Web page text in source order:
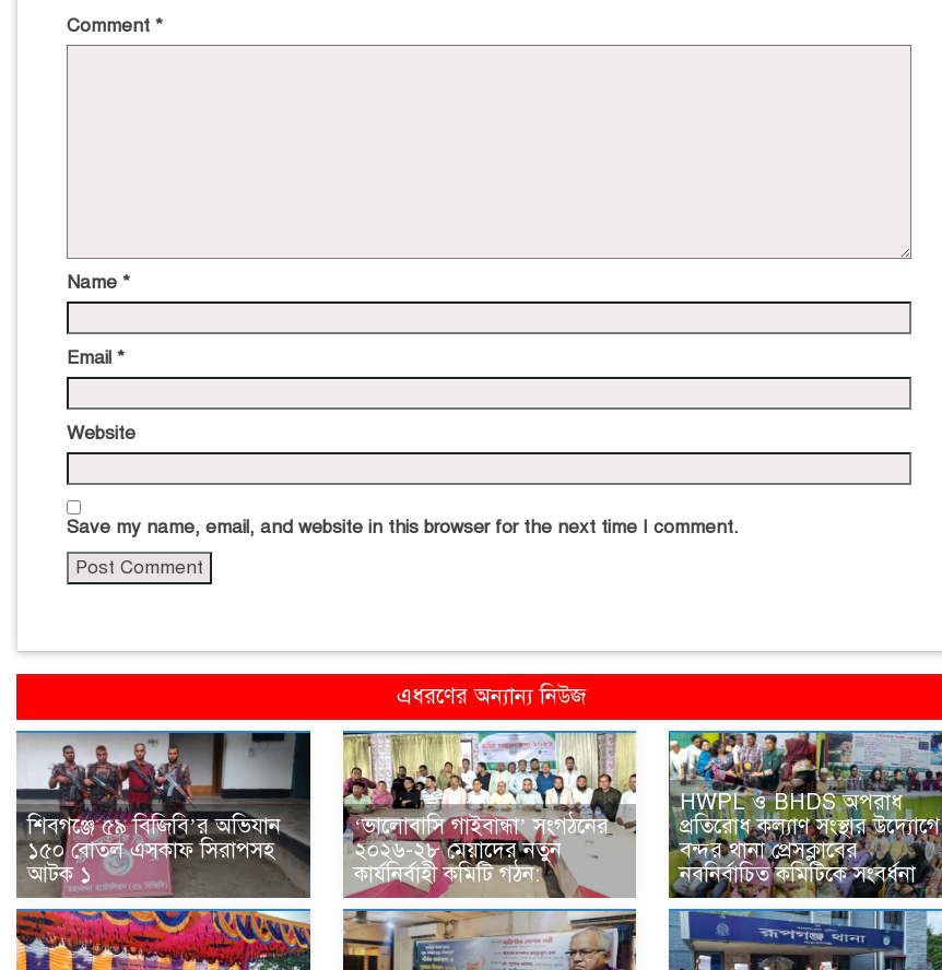
Comment *
Name *
Email *
Website
Save my name, email, and website in this browser for the next time I comment.
এধরণের অন্যান্য নিউজ
শিবগঞ্জে ৫৯ বিজিবি’র অভিযান
১৫০ বোতল এসকাফ সিরাপসহ
আটক ১
‘ভালোবাসি গাইবান্ধা’ সংগঠনের
২০২৬-২৮ মেয়াদের নতুন
কার্যনির্বাহী কমিটি গঠন:
HWPL ও BHDS অপরাধ
প্রতিরোধ কল্যাণ সংস্থার উদ্যোগে
বন্দর থানা প্রেসক্লাবের
নবনির্বাচিত কমিটিকে সংবর্ধনা